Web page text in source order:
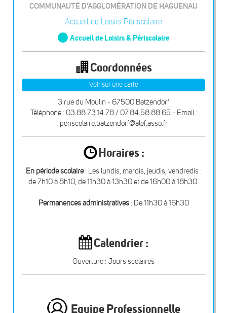
COMMUNAUTÉ D'AGGLOMÉRATION DE HAGUENAU
Accueil de Loisirs Périscolaire
Accueil de Loisirs & Périscolaire
Coordonnées
Voir sur une carte
3 rue du Moulin - 67500 Batzendorf
Téléphone : 03.88.73.14.78 / 07.84.58.88.65 - Email :
periscolaire.batzendorf@alef.asso.fr
Horaires :
En période scolaire: Les lundis, mardis, jeudis, vendredis :
de 7h10 à 8h10, de 11h30 à 13h30 et de 16h00 à 18h30.
Permanences administratives: De 11h30 à 16h30
Calendrier :
Ouverture : Jours scolaires
Equipe Professionnelle